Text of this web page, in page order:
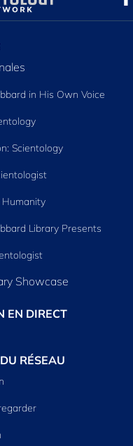
in His Own Voice
Scientology
Humanity
Library Presents
Showcase
EN DIRECT
RÉSEAU